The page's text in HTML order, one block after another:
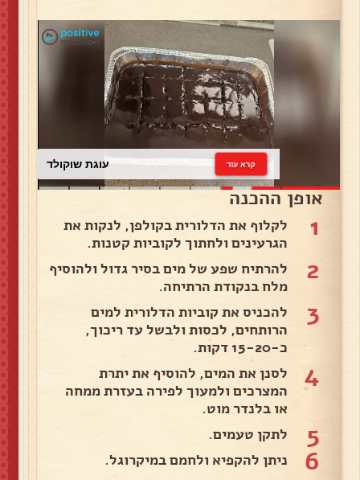
עוגת שוקולד קרא עוד
אופן ההכנה
1
לקלוף את הדלורית בקולפן, לנקות את
הגרעינים ולחתוך לקוביות קטנות.
2
להרתיח שפע של מים בסיר גדול ולהוסיף
מלח בנקודת הרתיחה.
3
להכניס את קוביות הדלורית למים
הרותחים, לכסות ולבשל עד ריכוך,
כ-15-20 דקות.
4
לסנן את המים, להוסיף את יתרת
המצרכים ולמעוך לפירה בעזרת ממחה
או בלנדר מוט.
5 לתקן טעמים.
6 ניתן להקפיא ולחמם במיקרוגל.